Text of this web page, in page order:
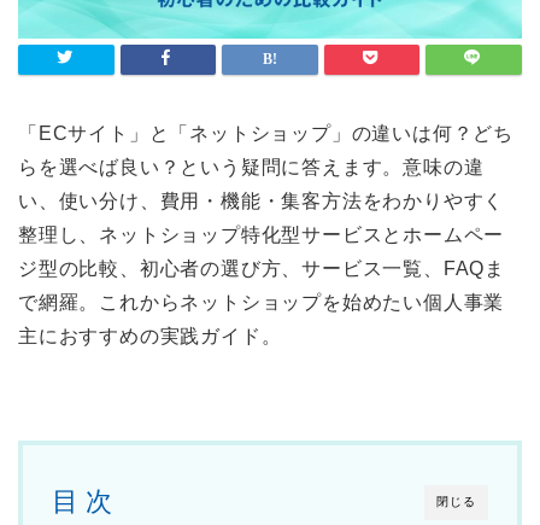
「ECサイト」と「ネットショップ」の違いは何？どち
らを選べば良い？という疑問に答えます。意味の違
い、使い分け、費用・機能・集客方法をわかりやすく
整理し、ネットショップ特化型サービスとホームペー
ジ型の比較、初心者の選び方、サービス一覧、FAQま
で網羅。これからネットショップを始めたい個人事業
主におすすめの実践ガイド。
閉じる
目 次